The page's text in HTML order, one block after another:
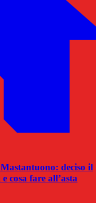
deciso il
cosa fare all’asta